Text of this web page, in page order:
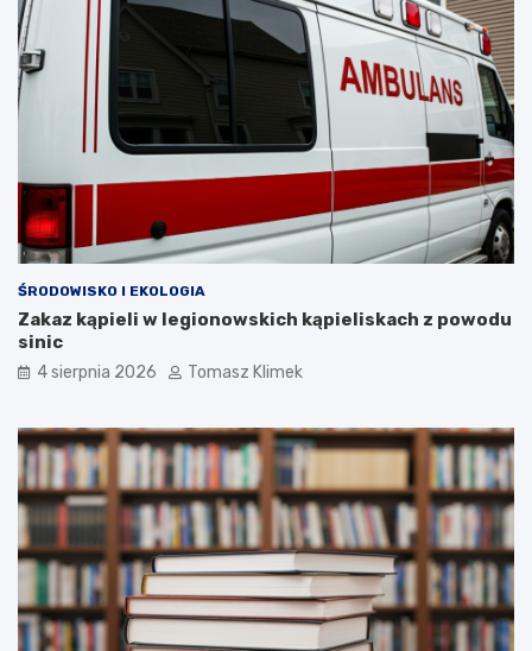
ŚRODOWISKO I EKOLOGIA
Zakaz kąpieli w legionowskich kąpieliskach z powodu
sinic
4 sierpnia 2026 Tomasz Klimek